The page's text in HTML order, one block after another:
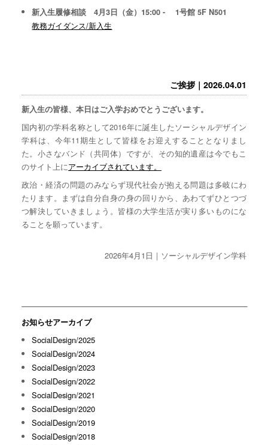
新入生履修相談 4月3日（金）15:00 - 1号館 5F N501
教務ガイダンス/新入生
ご挨拶｜2026.04.01
新入生の皆様、本日はご入学おめでとうございます。
国内初の学科名称として2016年に誕生したソーシャルデザイン
学科は、今年11期生として皆様をお迎えすることとなりまし
た。小さなバンド（共同体）ですが、その知的遺産は今でもこ
のサイト上にアーカイブされています。
政治・経済の問題のみならず現代社会が抱える問題は多岐にわ
たります。まずは自分自身の身の回りから、あわてずひとつづ
つ解決していきましょう。皆様の大学生活が実り多いものにな
ることを願っています。
2026年4月1日｜ソーシャルデザイン学科
お知らせアーカイブ
SocialDesign/2025
SocialDesign/2024
SocialDesign/2023
SocialDesign/2022
SocialDesign/2021
SocialDesign/2020
SocialDesign/2019
SocialDesign/2018